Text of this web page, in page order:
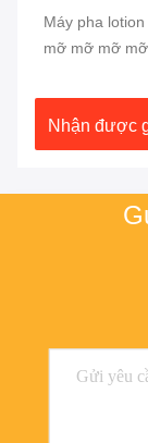
Máy pha
mỡ mỡ mỡ mỡ
Nhận được